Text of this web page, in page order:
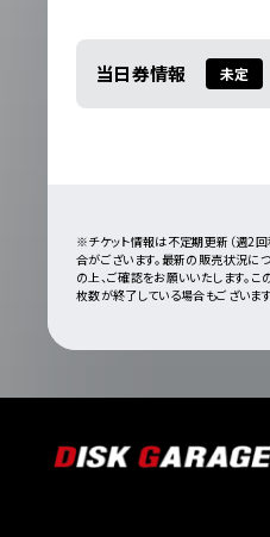
当日券情報 未定
※チケット情報は不定期更新（週2
合がございます。最新の販売状況に
の上、ご確認をお願いいたします。こ
枚数が終了している場合もございま